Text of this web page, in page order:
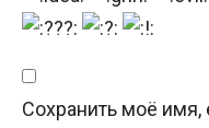
Сохранить моё имя,